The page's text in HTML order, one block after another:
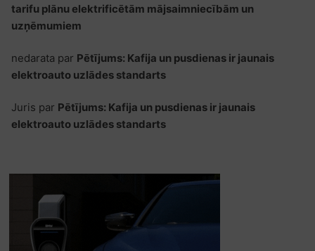
tarifu plānu elektrificētām mājsaimniecībām un
uzņēmumiem
nedarata par Pētījums: Kafija un pusdienas ir jaunais
elektroauto uzlādes standarts
Juris par Pētījums: Kafija un pusdienas ir jaunais
elektroauto uzlādes standarts